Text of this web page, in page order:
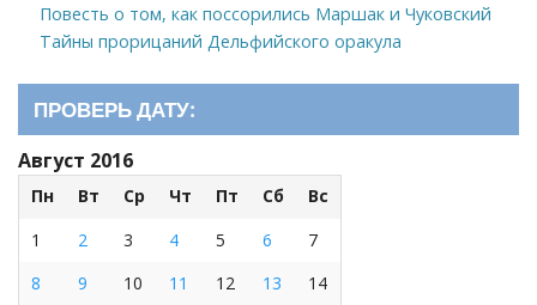
Повесть о том, как поссорились Маршак и Чуковский
Тайны прорицаний Дельфийского оракула
ПРОВЕРЬ ДАТУ:
Август 2016
Пн Вт Ср Чт Пт Сб
Вс
1
2 3 4 5 6
7
8
9 10 11 12 13
14